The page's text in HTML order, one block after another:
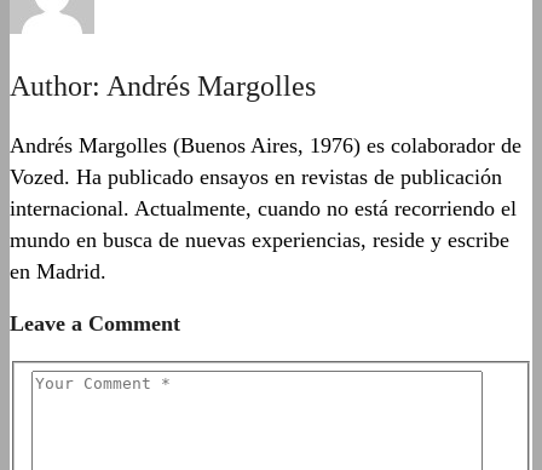
Author: Andrés Margolles
Andrés Margolles (Buenos Aires, 1976) es colaborador de
Vozed. Ha publicado ensayos en revistas de publicación
internacional. Actualmente, cuando no está recorriendo el
mundo en busca de nuevas experiencias, reside y escribe
en Madrid.
Leave a Comment